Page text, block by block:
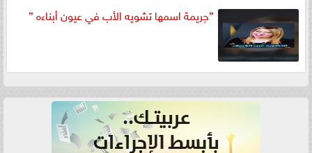
”جريمة اسمها تشويه الأب في عيون أبناءه ”